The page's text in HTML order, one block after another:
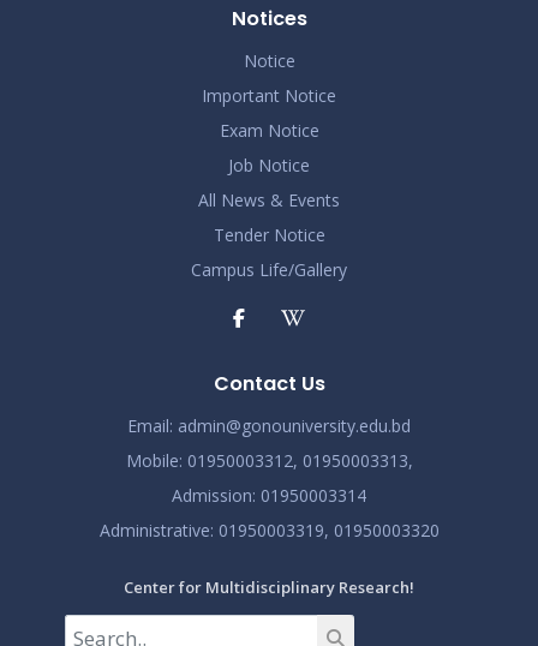
Notices
Notice
Important Notice
Exam Notice
Job Notice
All News & Events
Tender Notice
Campus Life/Gallery
Contact Us
Email: admin@gonouniversity.edu.bd
Mobile: 01950003312, 01950003313,
Admission: 01950003314
Administrative: 01950003319, 01950003320
Center for Multidisciplinary Research!